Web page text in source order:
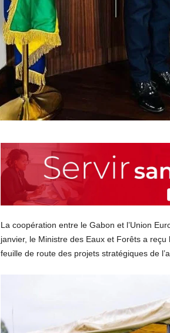
La coopération entre le Gabon et l’Union
janvier, le Ministre des Eaux et Forêts a reçu
feuille de route des projets stratégiques de